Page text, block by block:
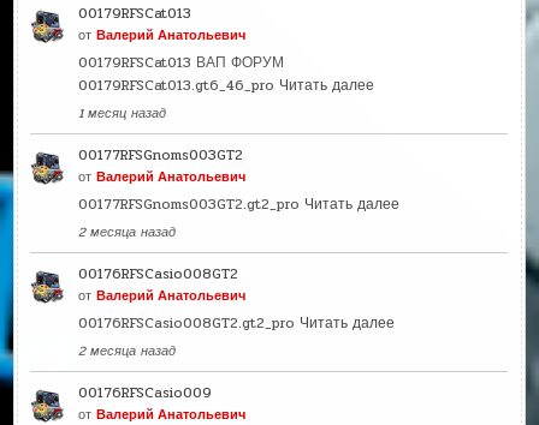
00179RFSCat013
отВалерий Анатольевич
00179RFSCat013 ВАП ФОРУМ
00179RFSCat013.gt6_46_pro Читать далее
1 месяц назад
00177RFSGnoms003GT2
отВалерий Анатольевич
00177RFSGnoms003GT2.gt2_pro Читать далее
2 месяца назад
00176RFSCasio008GT2
отВалерий Анатольевич
00176RFSCasio008GT2.gt2_pro Читать далее
2 месяца назад
00176RFSCasio009
отВалерий Анатольевич